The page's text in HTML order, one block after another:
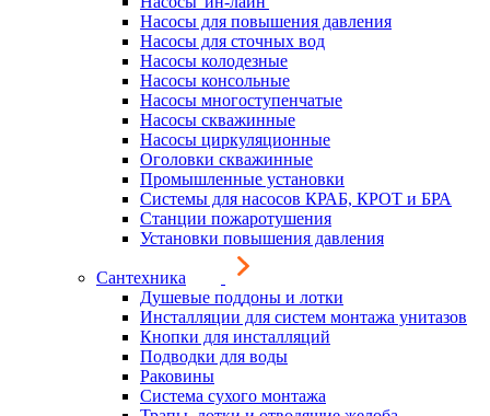
Насосы для повышения давления
Насосы для сточных вод
Насосы колодезные
Насосы консольные
Насосы многоступенчатые
Насосы скважинные
Насосы циркуляционные
Оголовки скважинные
Промышленные установки
Системы для насосов КРАБ, КРОТ и БРА
Станции пожаротушения
Установки повышения давления
Сантехника
Душевые поддоны и лотки
Инсталляции для систем монтажа унитазов
Кнопки для инсталляций
Подводки для воды
Раковины
Система сухого монтажа